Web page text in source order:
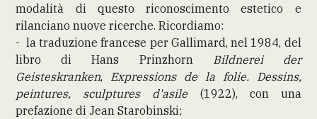
modalità di questo riconoscimento estetico e
rilanciano nuove ricerche. Ricordiamo:
- la traduzione francese per Gallimard, nel 1984, del
libro di Hans Prinzhorn
Bildnerei der
Geisteskranken, Expressions de la folie. Dessins,
peintures, sculptures d'asile(1922), con una
prefazione di Jean Starobinski;